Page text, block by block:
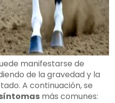
manifestarse de
de la gravedad y la
A continuación, se
más comunes: